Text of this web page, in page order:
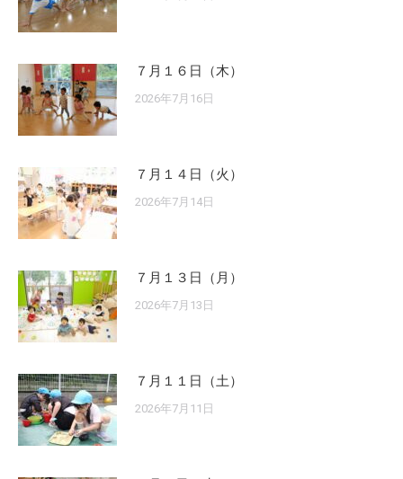
７月１６日（木）
2026年7月16日
７月１４日（火）
2026年7月14日
７月１３日（月）
2026年7月13日
７月１１日（土）
2026年7月11日